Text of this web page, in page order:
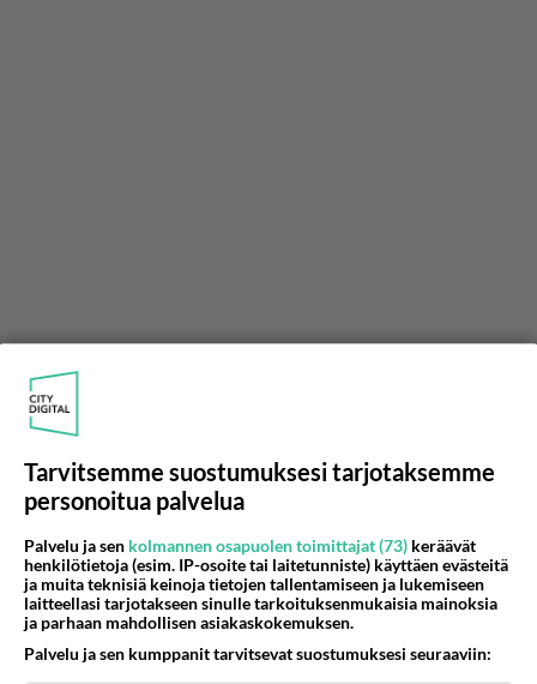
Tarvitsemme suostumuksesi tarjotaksemme
personoitua palvelua
Palvelu ja sen kolmannen osapuolen toimittajat (73) keräävät
henkilötietoja (esim. IP-osoite tai laitetunniste) käyttäen evästeitä
ja muita teknisiä keinoja tietojen tallentamiseen ja lukemiseen
laitteellasi tarjotakseen sinulle tarkoituksenmukaisia mainoksia
ja parhaan mahdollisen asiakaskokemuksen.
Palvelu ja sen kumppanit tarvitsevat suostumuksesi seuraaviin: